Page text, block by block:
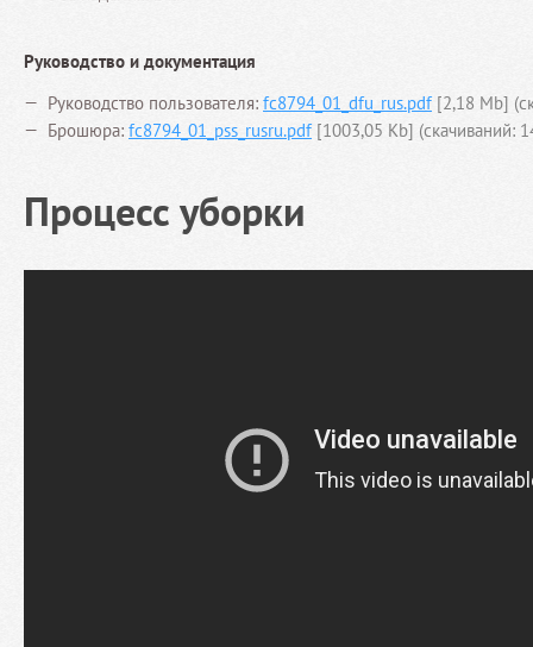
Руководство и документация
Руководство пользователя: fc8794_01_dfu_rus.pdf[2,18 Mb]
Брошюра: fc8794_01_pss_rusru.pdf[1003,05 Kb] (cкачиваний:
Процесс уборки